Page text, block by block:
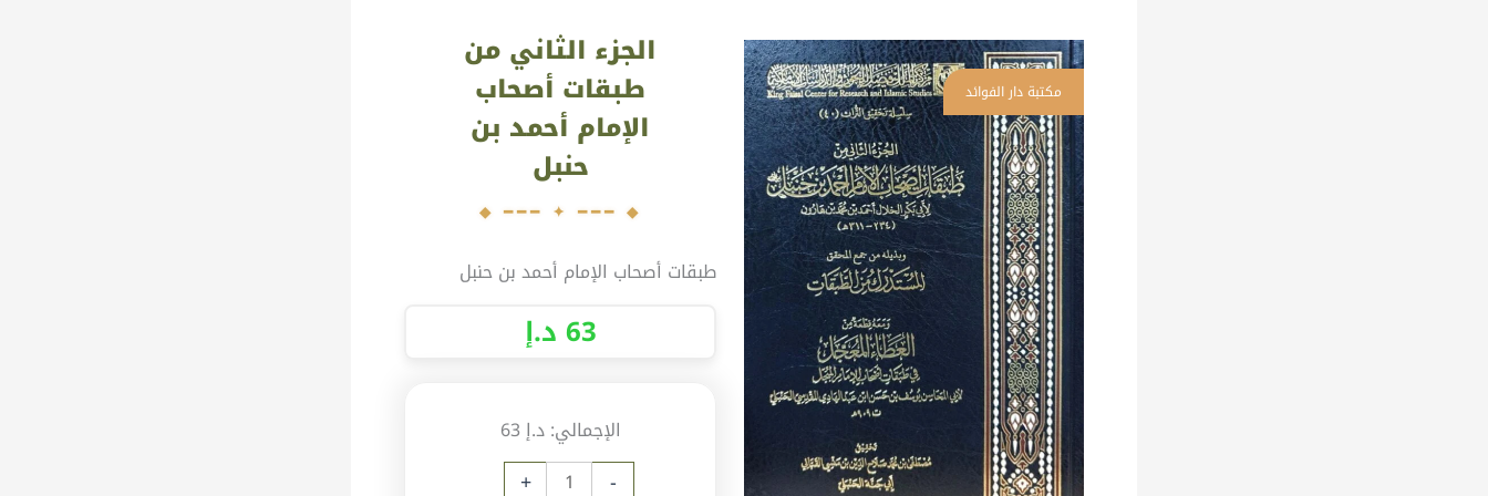
الجزء الثاني من
طبقات أصحاب
الإمام أحمد بن
حنبل
طبقات أصحاب الإمام أحمد بن حنبل
-
الجزء
الثاني
من
طبقات
أصحاب
الإمام
أحمد
بن
حنبل
+
الإجمالي:د.إ 63
63د.إ